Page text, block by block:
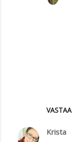
VASTAA
Krista